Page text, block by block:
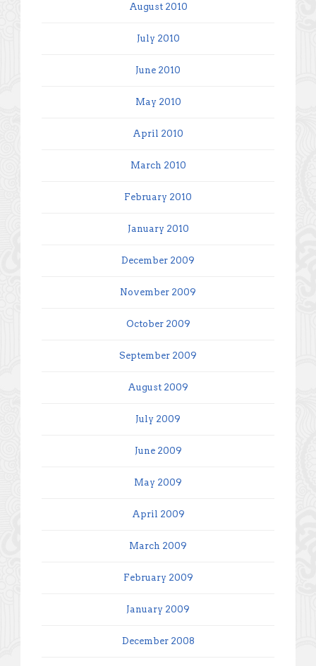
August 2010
July 2010
June 2010
May 2010
April 2010
March 2010
February 2010
January 2010
December 2009
November 2009
October 2009
September 2009
August 2009
July 2009
June 2009
May 2009
April 2009
March 2009
February 2009
January 2009
December 2008